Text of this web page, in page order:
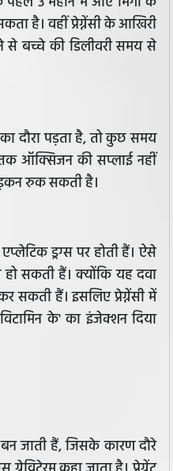
है। वहीं प्रेग्नेंसी के आखिरी
से बच्चे की डिलीवरी समय से
का दौरा पड़ता है, तो कुछ समय
ऑक्सिजन की सप्लाई नहीं
रुक सकती है।
ड्रग्स पर होती हैं। ऐसे
सकती हैं। क्योंकि यह दवा
सकती हैं। इसलिए प्रेग्नेंसी में
के' का इंजेक्शन दिया
बन जाती हैं, जिसके कारण दौरे